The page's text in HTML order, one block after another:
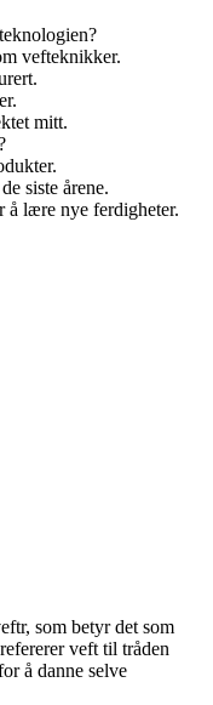
vefteknikker.
mitt.
siste årene.
å lære nye ferdigheter.
som betyr det som
veft til tråden
å danne selve